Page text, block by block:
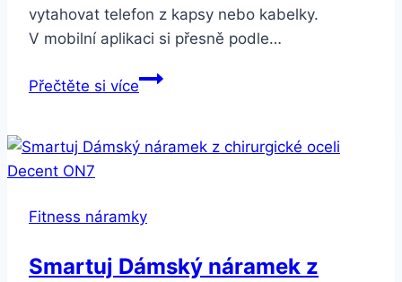
vytahovat telefon z kapsy nebo kabelky.
V mobilní aplikaci si přesně podle…
Přečtěte si víceSmartuj
náramek
Barva:
Fitness náramky
Smartuj Dámský náramek z